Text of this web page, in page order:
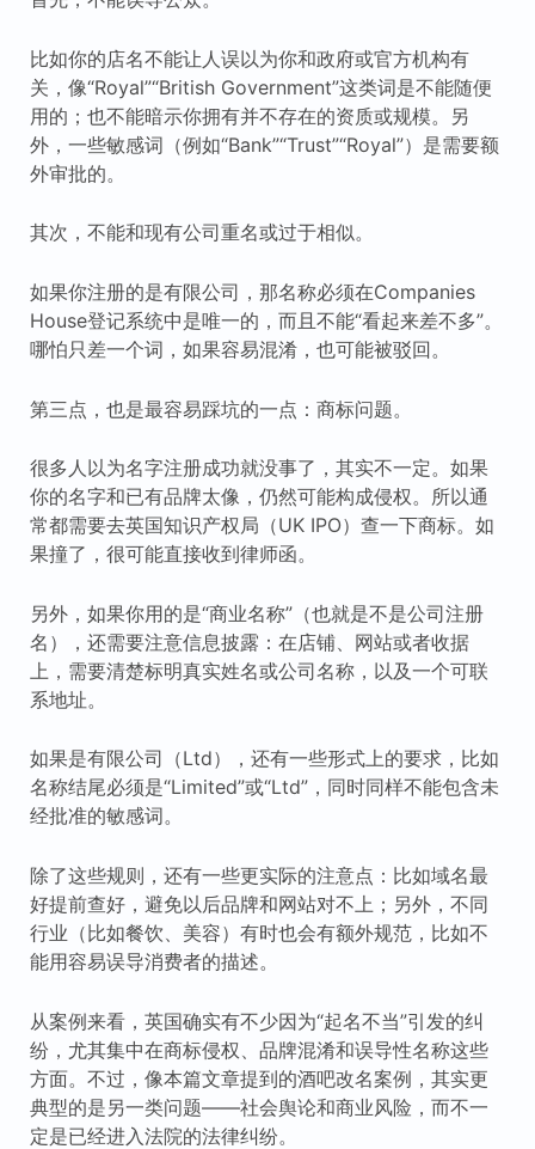
比如你的店名不能让人误以为你和政府或官方机构有
关，像“Royal”“British Government”这类词是不能随便
用的；也不能暗示你拥有并不存在的资质或规模。另
外，一些敏感词（例如“Bank”“Trust”“Royal”）是需要额
外审批的。
其次，不能和现有公司重名或过于相似。
如果你注册的是有限公司，那名称必须在Companies
House登记系统中是唯一的，而且不能“看起来差不多”。
哪怕只差一个词，如果容易混淆，也可能被驳回。
第三点，也是最容易踩坑的一点：商标问题。
很多人以为名字注册成功就没事了，其实不一定。如果
你的名字和已有品牌太像，仍然可能构成侵权。所以通
常都需要去英国知识产权局（UK IPO）查一下商标。如
果撞了，很可能直接收到律师函。
另外，如果你用的是“商业名称”（也就是不是公司注册
名），还需要注意信息披露：在店铺、网站或者收据
上，需要清楚标明真实姓名或公司名称，以及一个可联
系地址。
如果是有限公司（Ltd），还有一些形式上的要求，比如
名称结尾必须是“Limited”或“Ltd”，同时同样不能包含未
经批准的敏感词。
除了这些规则，还有一些更实际的注意点：比如域名最
好提前查好，避免以后品牌和网站对不上；另外，不同
行业（比如餐饮、美容）有时也会有额外规范，比如不
能用容易误导消费者的描述。
从案例来看，英国确实有不少因为“起名不当”引发的纠
纷，尤其集中在商标侵权、品牌混淆和误导性名称这些
方面。不过，像本篇文章提到的酒吧改名案例，其实更
典型的是另一类问题——社会舆论和商业风险，而不一
定是已经进入法院的法律纠纷。